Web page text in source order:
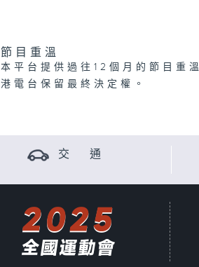
節目重溫
本平台提供過往12個月的節目重
港電台保留最終決定權。
交 通